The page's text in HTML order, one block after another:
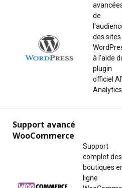
de
des sites
à l'aide
plugin
officiel
Analytics.
Support avancé
WooCommerce
Support
complet des
boutiques
ligne